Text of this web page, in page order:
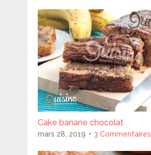
Cake banane chocolat
mars 28, 2019 3 Commentaires